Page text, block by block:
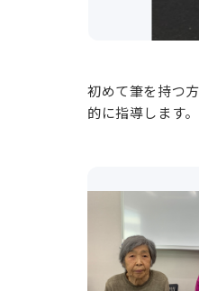
初めて筆を持つ
的に指導します